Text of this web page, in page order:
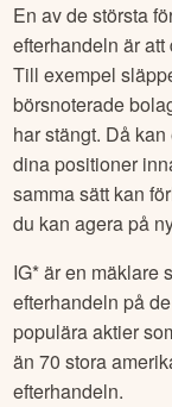
En av de största
efterhandeln är
Till exempel
börsnoterade
har stängt. Då
dina positioner
samma sätt kan
du kan agera på
IG* är en mäklare
efterhandeln på
populära aktier
än 70 stora
efterhandeln.